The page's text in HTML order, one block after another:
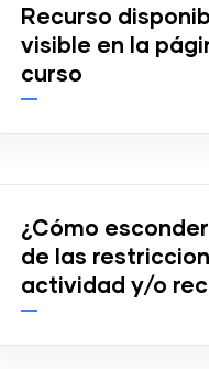
Recurso
visible en la
curso
¿Cómo
de las
actividad y/o